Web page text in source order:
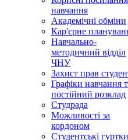
навчання
Академічні обміни
Кар'єрне
Навчально-
методичний відділ
ЧНУ
Захист прав
Графіки навчання
постійний розклад
Студрада
Можливості за
кордоном
Студентські гуртки